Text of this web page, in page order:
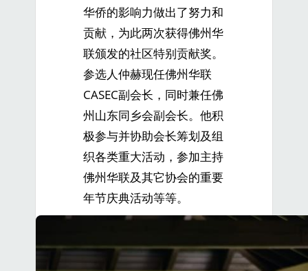
华侨的影响力做出了努力和
贡献，为此两次获得佛州华
联颁发的社区特别贡献奖。
参选人仲赫现任佛州华联
CASEC副会长，同时兼任佛
州山东同乡会副会长。他积
极参与并协助会长筹划及组
织各类重大活动，参加主持
佛州华联及其它协会的重要
年节庆典活动等等。